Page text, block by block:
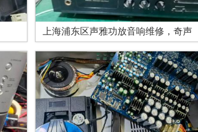
上海浦东区声雅功放音响维修，奇声